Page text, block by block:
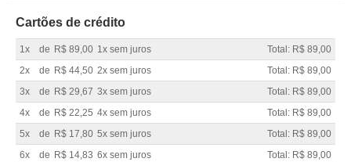
Cartões de crédito
1x de R$ 89,00 1x sem juros
Total: R$ 89,00
2x
de R$ 44,50 2x sem juros
Total: R$ 89,00
3x
de R$ 29,67 3x sem juros
Total: R$ 89,00
4x
de R$ 22,25 4x sem juros
Total: R$ 89,00
5x
de R$ 17,80 5x sem juros
Total: R$ 89,00
6x
de R$ 14,83 6x sem juros
Total: R$ 89,00